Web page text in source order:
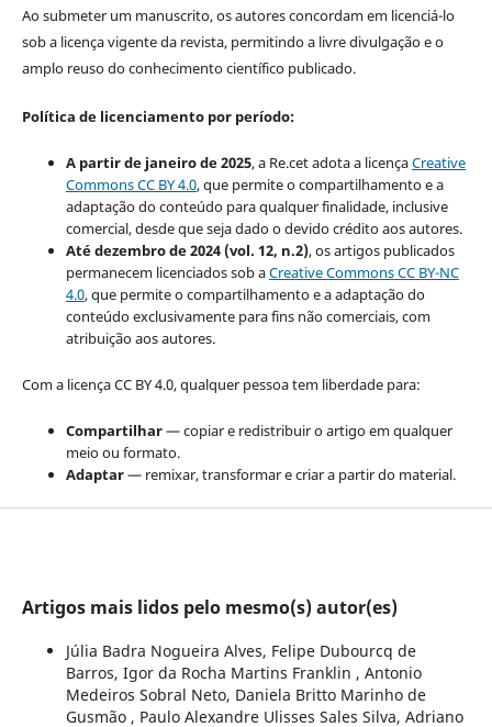
Ao submeter um manuscrito, os autores concordam em licenciá-lo
sob a licença vigente da revista, permitindo a livre divulgação e o
amplo reuso do conhecimento científico publicado.
Política de licenciamento por período:
A partir de janeiro de 2025, a Re.cet adota a licençaCreative
Commons CC BY 4.0, que permite o compartilhamento e a
adaptação do conteúdo para qualquer finalidade, inclusive
comercial, desde que seja dado o devido crédito aos autores.
Até dezembro de 2024 (vol. 12, n.2), os artigos publicados
permanecem licenciados sob aCreative Commons CC BY-NC
4.0, que permite o compartilhamento e a adaptação do
conteúdo exclusivamente para fins não comerciais, com
atribuição aos autores.
Com a licença CC BY 4.0, qualquer pessoa tem liberdade para:
Compartilhar— copiar e redistribuir o artigo em qualquer
meio ou formato.
Adaptar— remixar, transformar e criar a partir do material.
Artigos mais lidos pelo mesmo(s) autor(es)
Júlia Badra Nogueira Alves, Felipe Dubourcq de
Barros, Igor da Rocha Martins Franklin , Antonio
Medeiros Sobral Neto, Daniela Britto Marinho de
Gusmão , Paulo Alexandre Ulisses Sales Silva, Adriano